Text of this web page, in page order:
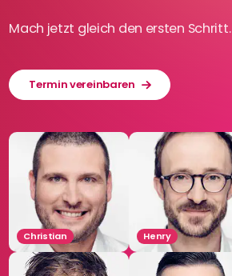
Mach jetzt gleich den ersten Schritt.
Termin vereinbaren
Christian Henry